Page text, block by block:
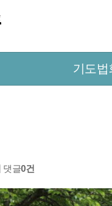
기도법
댓글0건